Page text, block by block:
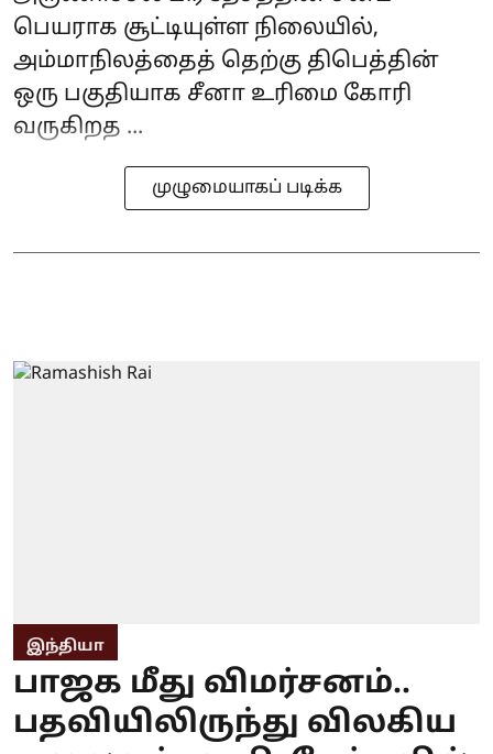
பெயராக சூட்டியுள்ள நிலையில்,
அம்மாநிலத்தைத் தெற்கு திபெத்தின்
ஒரு பகுதியாக சீனா உரிமை கோரி
வருகிறத ...
முழுமையாகப் படிக்க
இந்தியா
பாஜக மீது விமர்சனம்..
பதவியிலிருந்து விலகிய